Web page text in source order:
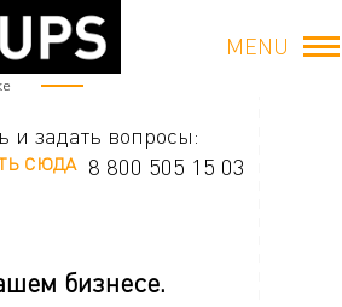
MENU
и задать вопросы:
СЮДА 8 800 505 15 03
бизнесе.